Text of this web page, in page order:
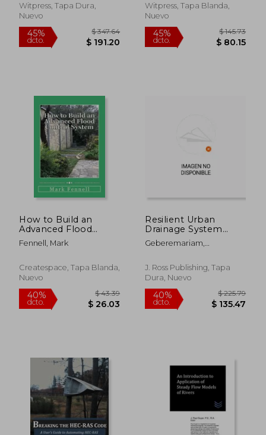
Witpress, Tapa Dura,
Nuevo
45%
dcto. $ 191.20
Witpress, Tapa Blanda,
Nuevo
45%
dcto.
How to Build an
Advanced Flood
Control System: A
Step by Step Guide
Effective Flood
Control System for
Inglés)
Fennell, Mark
Createspace, Tapa Blanda,
Nuevo
Resilient Urban
Drainage System
Strategies for
Extreme Weather:
Normal" (en Inglés)
Geberemariam,
J. Ross Publishing, Tapa
Dura, Nuevo